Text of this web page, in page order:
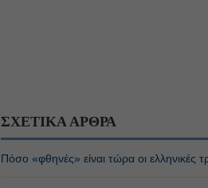
ΣΧΕΤΙΚΑ ΑΡΘΡΑ
Πόσο «φθηνές» είναι τώρα οι ελληνικές